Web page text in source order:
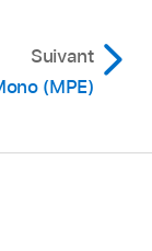
Suivant
(MPE)